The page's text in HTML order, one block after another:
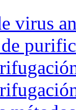
virus